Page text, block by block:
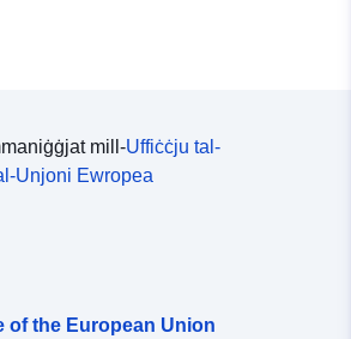
mill-Uffiċċju tal-
Unjoni Ewropea
of the European Union